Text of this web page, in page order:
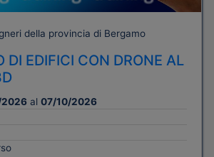
della provincia di Bergamo
DI EDIFICI CON DRONE AL
al 07/10/2026